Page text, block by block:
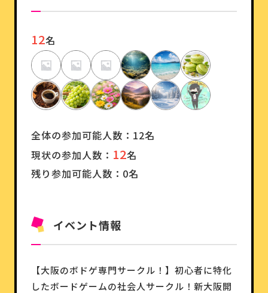
12名
全体の参加可能人数：12名
現状の参加人数： 12名
残り参加可能人数：0名
イベント情報
【大阪のボドゲ専門サークル！】初心者に特化
したボードゲームの社会人サークル！新大阪開